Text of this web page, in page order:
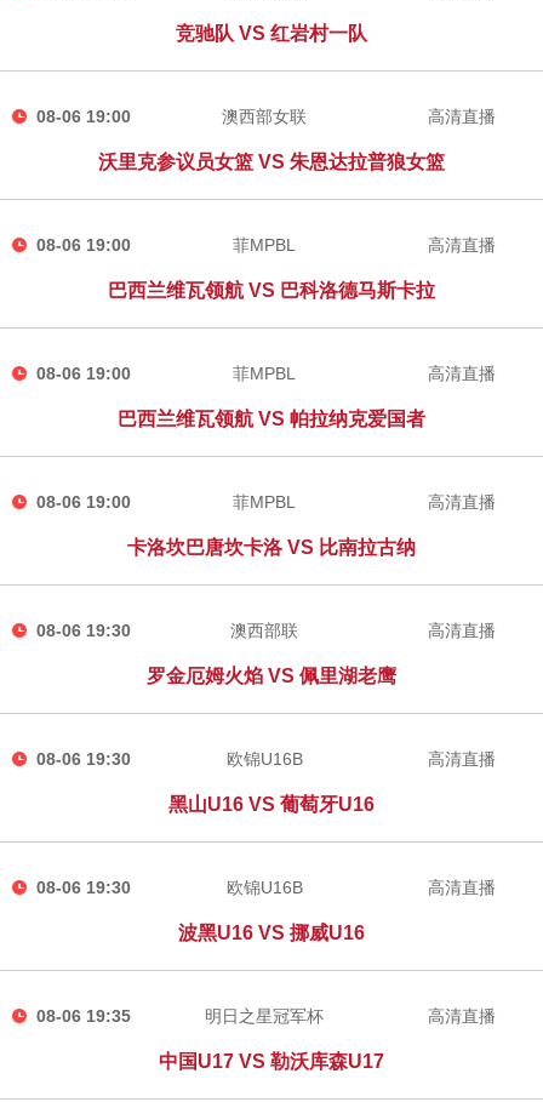
竞驰队 VS 红岩村一队
08-06 19:00 澳西部女联
沃里克参议员女篮 VS 朱恩达拉普狼女篮
高清直播
08-06 19:00 菲MPBL
巴西兰维瓦领航 VS 巴科洛德马斯卡拉
高清直播
08-06 19:00 菲MPBL
巴西兰维瓦领航 VS 帕拉纳克爱国者
高清直播
08-06 19:00 菲MPBL
卡洛坎巴唐坎卡洛 VS 比南拉古纳
高清直播
08-06 19:30 澳西部联
罗金厄姆火焰 VS 佩里湖老鹰
高清直播
08-06 19:30 欧锦U16B
黑山U16 VS 葡萄牙U16
高清直播
08-06 19:30 欧锦U16B
波黑U16 VS 挪威U16
高清直播
08-06 19:35 明日之星冠军杯
中国U17 VS 勒沃库森U17
高清直播